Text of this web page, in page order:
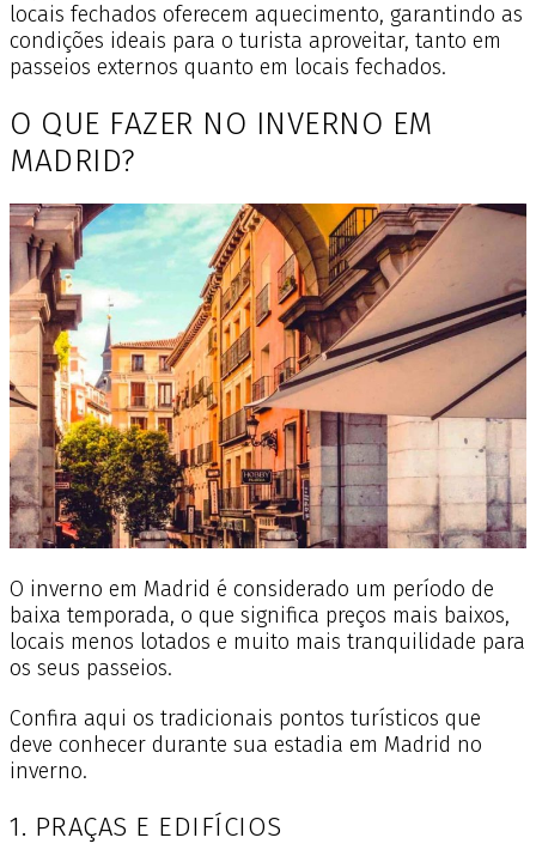
locais fechados oferecem aquecimento, garantindo as
condições ideais para o turista aproveitar, tanto em
passeios externos quanto em locais fechados.
O QUE FAZER NO INVERNO EM
MADRID?
O inverno em Madrid é considerado um período de
baixa temporada, o que significa preços mais baixos,
locais menos lotados e muito mais tranquilidade para
os seus passeios.
Confira aqui os tradicionais pontos turísticos que
deve conhecer durante sua estadia em Madrid no
inverno.
1. PRAÇAS E EDIFÍCIOS